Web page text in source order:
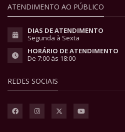
ATENDIMENTO AO PÚBLICO
DIAS DE ATENDIMENTO
Segunda à Sexta
HORÁRIO DE ATENDIMENTO
De 7:00 às 18:00
REDES SOCIAIS